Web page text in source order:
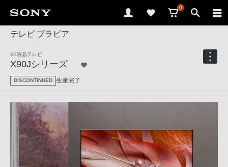
0
テレビ ブラビア
4K液晶テレビ
X90Jシリーズ
DISCONTINUED 生産完了